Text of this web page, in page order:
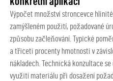
Výpočet množství stroncevce
zamýšleném použití, požadované
způsobu začleňování. Typické
a třiceti procenty hmotnosti v
nákladech. Technická konzultace
využití materiálu při dosažení